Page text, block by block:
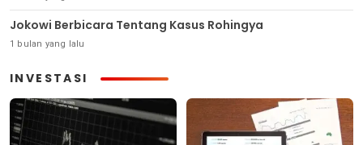
Jokowi Berbicara Tentang Kasus Rohingya
1 bulan yang lalu
INVESTASI